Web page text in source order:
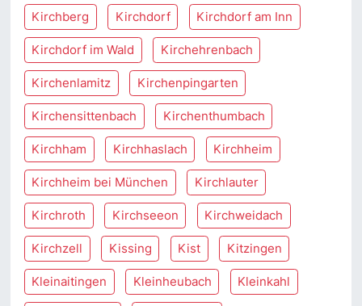
Kirchberg Kirchdorf Kirchdorf am Inn
Kirchdorf im Wald Kirchehrenbach
Kirchenlamitz Kirchenpingarten
Kirchensittenbach Kirchenthumbach
Kirchham Kirchhaslach Kirchheim
Kirchheim bei München Kirchlauter
Kirchroth Kirchseeon Kirchweidach
Kirchzell Kissing Kist Kitzingen
Kleinaitingen Kleinheubach Kleinkahl